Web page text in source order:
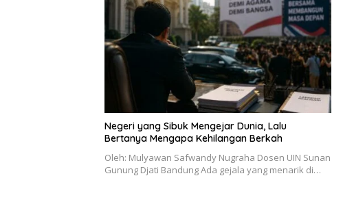
Negeri yang Sibuk Mengejar Dunia, Lalu
Bertanya Mengapa Kehilangan Berkah
Oleh: Mulyawan Safwandy Nugraha Dosen UIN Sunan
Gunung Djati Bandung Ada gejala yang menarik di…